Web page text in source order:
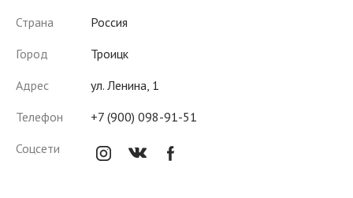
Страна
Россия
Город
Троицк
Адрес
ул. Ленина, 1
Телефон
+7 (900) 098-91-51
Соцсети
instagram
vk